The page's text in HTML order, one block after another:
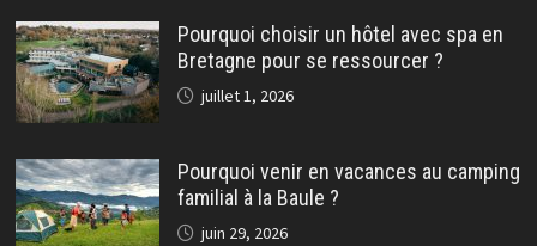
Pourquoi choisir un hôtel avec spa en
Bretagne pour se ressourcer ?
juillet 1, 2026
Pourquoi venir en vacances au camping
familial à la Baule ?
juin 29, 2026